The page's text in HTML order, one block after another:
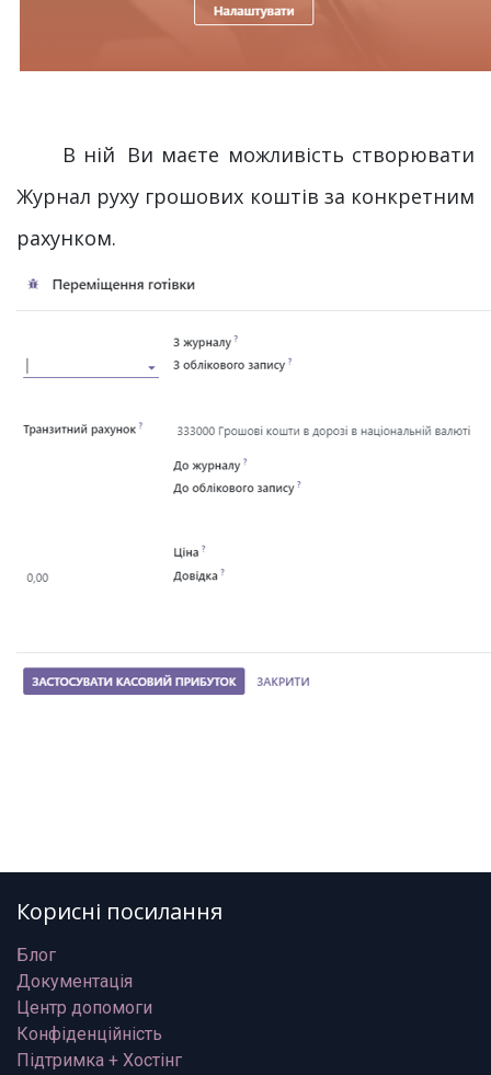
В ній Ви маєте можливість створювати
Журнал руху грошових коштів за конкретним
рахунком.
Корисні посилання
Блог
Документація
Центр допомоги
Конфіденційність
Підтримка + Хостінг